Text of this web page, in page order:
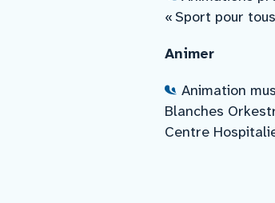
« Sport pour
Animer
Animation
Blanches
Centre